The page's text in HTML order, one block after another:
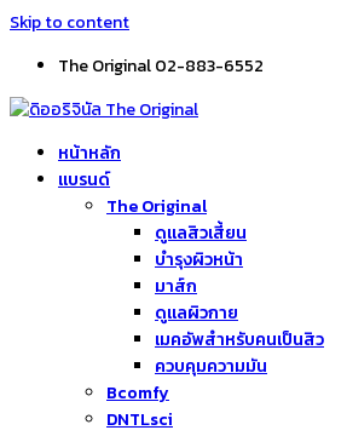
Skip to content
The Original 02-883-6552
หน้าหลัก
แบรนด์
The Original
ดูแลสิวเสี้ยน
บำรุงผิวหน้า
มาส์ก
ดูแลผิวกาย
เมคอัพสำหรับคนเป็นสิว
ควบคุมความมัน
Bcomfy
DNTLsci